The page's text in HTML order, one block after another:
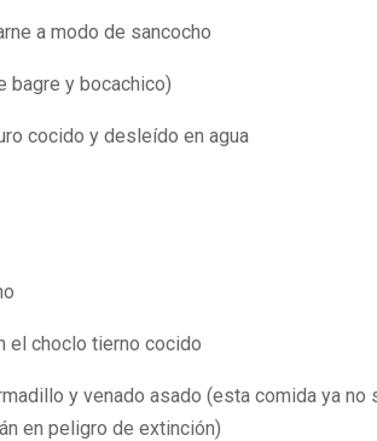
a modo de sancocho
bagre y bocachico)
cocido y desleído en agua
el choclo tierno cocido
y venado asado (esta comida ya
en peligro de extinción)